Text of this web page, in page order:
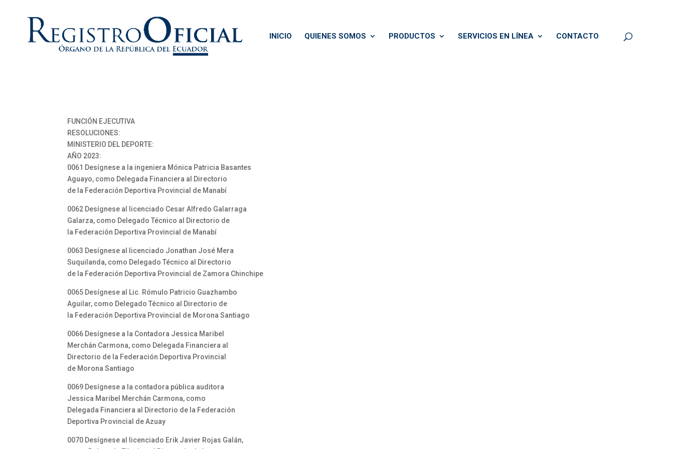
INICIO QUIENES SOMOS PRODUCTOS SERVICIOS EN LÍNEA CONTACTO
FUNCIÓN EJECUTIVA
RESOLUCIONES:
MINISTERIO DEL DEPORTE:
AÑO 2023:
0061 Desígnese a la ingeniera Mónica Patricia Basantes
Aguayo, como Delegada Financiera al Directorio
de la Federación Deportiva Provincial de Manabí
0062 Desígnese al licenciado Cesar Alfredo Galarraga
Galarza, como Delegado Técnico al Directorio de
la Federación Deportiva Provincial de Manabí
0063 Desígnese al licenciado Jonathan José Mera
Suquilanda, como Delegado Técnico al Directorio
de la Federación Deportiva Provincial de Zamora Chinchipe
0065 Desígnese al Lic. Rómulo Patricio Guazhambo
Aguilar, como Delegado Técnico al Directorio de
la Federación Deportiva Provincial de Morona Santiago
0066 Desígnese a la Contadora Jessica Maribel
Merchán Carmona, como Delegada Financiera al
Directorio de la Federación Deportiva Provincial
de Morona Santiago
0069 Desígnese a la contadora pública auditora
Jessica Maribel Merchán Carmona, como
Delegada Financiera al Directorio de la Federación
Deportiva Provincial de Azuay
0070 Desígnese al licenciado Erik Javier Rojas Galán,